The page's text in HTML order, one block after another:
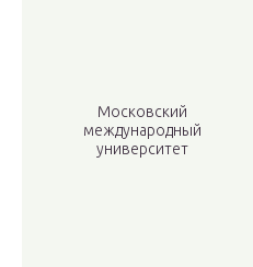
Московский
международный
университет